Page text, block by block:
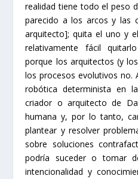
realidad tiene todo el peso
parecido a los arcos y las
arquitecto]; quita el uno y
relativamente fácil
porque los arquitectos (y
los procesos evolutivos no.
robótica determinista en
criador o arquitecto de
humana y, por lo tanto,
plantear y resolver
sobre soluciones
podría suceder o tomar
intencionalidad y